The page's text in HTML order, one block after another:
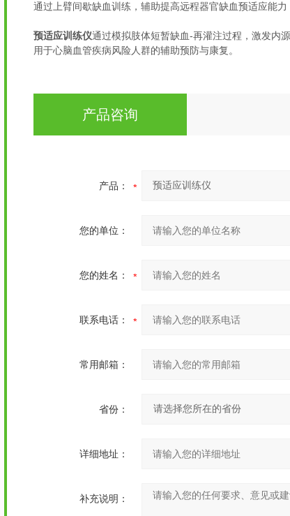
通过上臂间歇缺血训练，辅助提高远程器官缺血预适应能
预适应训练仪通过模拟肢体短暂缺血-再灌注过程，激发内
用于心脑血管疾病风险人群的辅助预防与康复。‌‌
产品咨询
产品：
您的单位：
您的姓名：
联系电话：
常用邮箱：
省份：
详细地址：
补充说明：